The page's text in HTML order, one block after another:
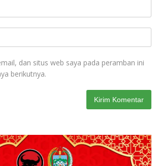
dan situs web saya pada peramban ini
berikutnya.